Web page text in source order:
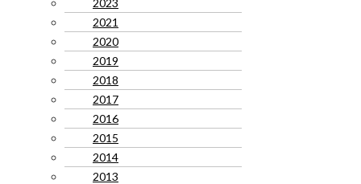
2023
2021
2020
2019
2018
2017
2016
2015
2014
2013